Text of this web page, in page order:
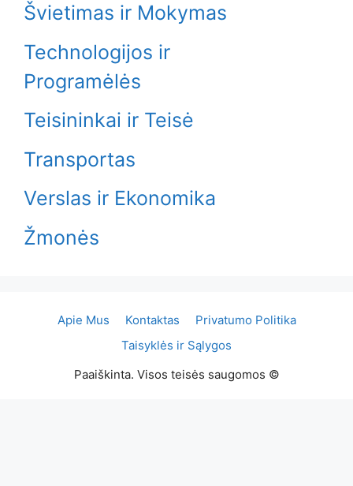
Švietimas ir Mokymas
Technologijos ir
Programėlės
Teisininkai ir Teisė
Transportas
Verslas ir Ekonomika
Žmonės
Apie Mus Kontaktas
Privatumo Politika
Taisyklės ir Sąlygos
Paaiškinta. Visos teisės saugomos ©